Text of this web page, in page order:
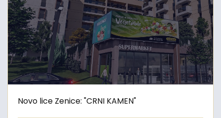
Novo lice Zenice: "CRNI KAMEN"